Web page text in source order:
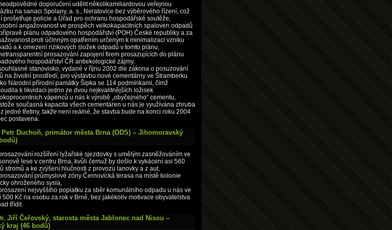
doporučení udělit několikamiliardovou veřejnou
na sanaci Spolany, a. s., Neratovice bez výběrového řízení, což
prošetřuje policie a Úřad pro ochranu hospodářské soutěže,
angažovanost ve prospěch velkokapacitních spaloven odpadů
plánu odpadového hospodářství (POH) České republiky a za
proti účinným opatřením určeným k minimalizaci vzniku
a k omezení rizikových složek odpadů v tomto plánu,
prosazování zapojení firem prosazujících do plánu
hospodářství ČR antiekologické zájmy,
stanovisko, vydané v říjnu 2002 dle zákona o posuzování
na životní prostředí, pro výstavbu nové cementárny ve Štramberku
Národní přírodní památky Šipka se 114 podmínkami, čímž
k likvidaci jedno ze dvou nejkvalitnějších ložisek
vápenců u nás k výrobě „obyčejného“ cementu,
současná kapacita všech cementáren u nás je využívána zhruba
jedné třetiny, takže není reálné, že stavba bude na konci roku 2004
postavena.
Petr Duchoň, primátor města Brna (ODS) – Jihomoravský
rozšíření lyžařské sjezdovky s umělým zasněžováním ve
lese v centru Brna, kvůli čemuž by došlo k vykácení asi 560
stromů a ke zvýšení hlučnosti z provozu lanovky a z aut,
průmyslové zóny Černovická terasa na místě kolonie
ohroženého sysla,
nejvyššího poplatku za sběr komunálního odpadu u nás ve
500 Kč na osobu za rok v Brně, bez jakékoliv motivace obyvatelstva
třídit.
Jiří Čeřovský, starosta města Jablonec nad Nisou –
kraj (46 bodů)